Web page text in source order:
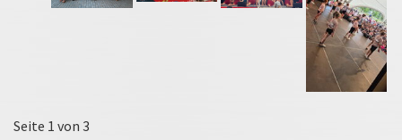
Seite 1 von 3